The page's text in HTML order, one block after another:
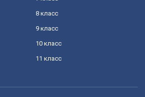
8 класс
9 класс
10 класс
11 класс